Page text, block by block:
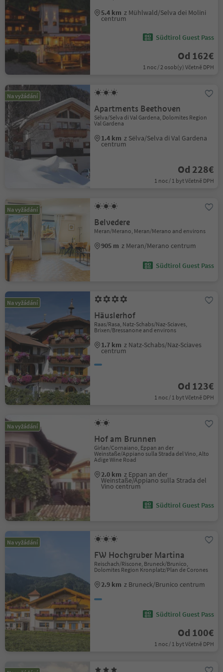
5.4 km z Mühlwald/Selva dei Molini
centrum
Südtirol Guest Pass
Od 162€
1 noc / 2 osob(y) Včetně DPH
Na vyžádání
Apartments Beethoven
Sëlva/Selva di Val Gardena, Dolomites Region
Val Gardena
1.4 km z Sëlva/Selva di Val Gardena
centrum
Od 228€
1 noc / 1 byt Včetně DPH
Na vyžádání
Belvedere
Meran/Merano, Meran/Merano and environs
905 m z Meran/Merano centrum
Südtirol Guest Pass
Na vyžádání
Häuslerhof
Raas/Rasa, Natz-Schabs/Naz-Sciaves,
Brixen/Bressanone and environs
1.7 km z Natz-Schabs/Naz-Sciaves
centrum
Od 123€
1 noc / 1 byt Včetně DPH
Na vyžádání
Hof am Brunnen
Girlan/Cornaiano, Eppan an der
Weinstaße/Appiano sulla Strada del Vino, Alto
Adige Wine Road
2.0 km z Eppan an der
Weinstaße/Appiano sulla Strada del
Vino centrum
Südtirol Guest Pass
Na vyžádání
FW Hochgruber Martina
Reischach/Riscone, Bruneck/Brunico,
Dolomites Region Kronplatz/Plan de Corones
2.9 km z Bruneck/Brunico centrum
Südtirol Guest Pass
Od 100€
1 noc / 1 byt Včetně DPH